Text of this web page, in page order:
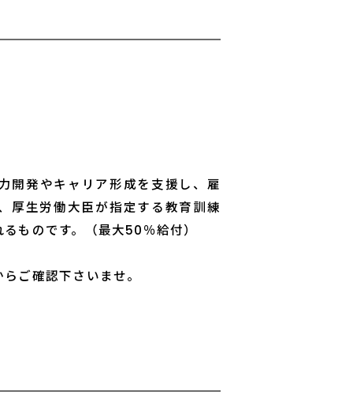
開発やキャリア形成を支援し、雇
厚生労働大臣が指定する教育訓練
ものです。（最大50％給付）
ご確認下さいませ。